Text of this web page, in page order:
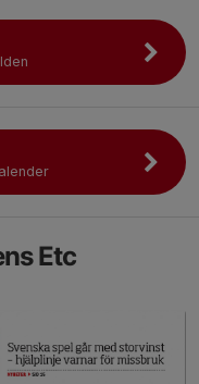
Etc